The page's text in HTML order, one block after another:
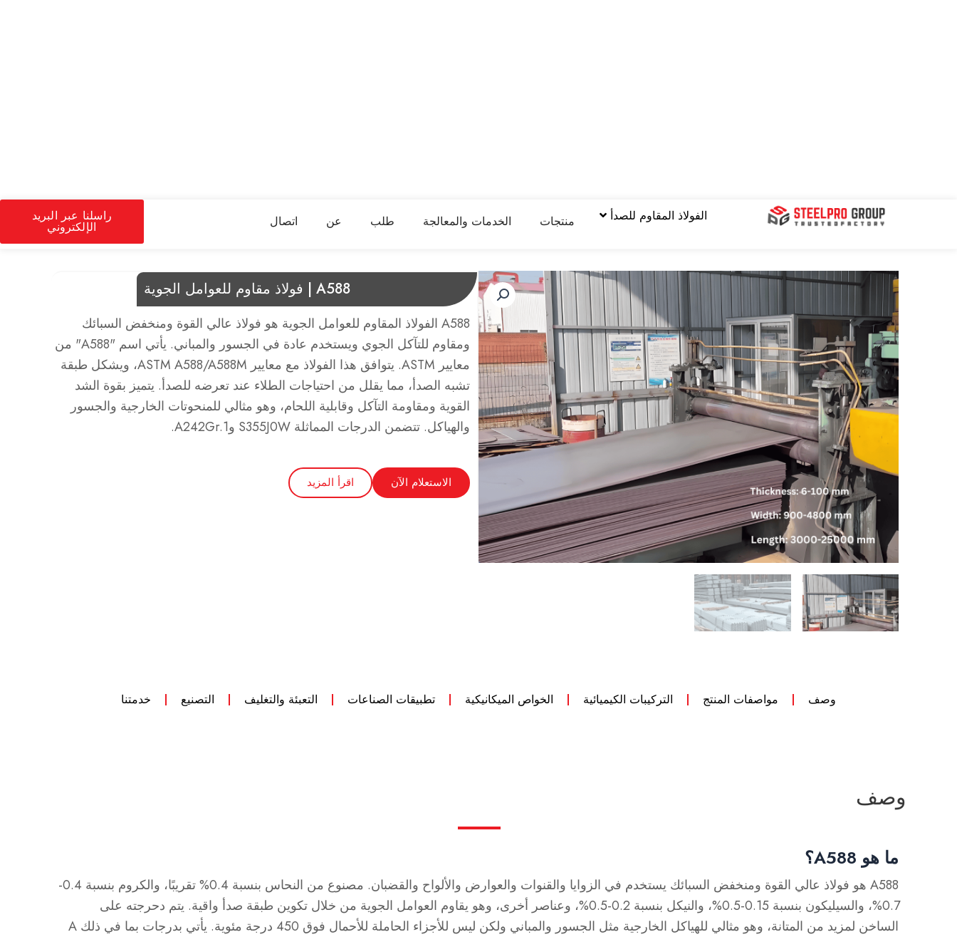
الفولاذ المقاوم للصدأ منتجات الخدمات والمعالجة طلب عن اتصال راسلنا عبر البريد
الإلكتروني
A588 | فولاذ مقاوم للعوامل الجوية
A588 الفولاذ المقاوم للعوامل الجوية هو فولاذ عالي القوة ومنخفض السبائك
ومقاوم للتآكل الجوي ويستخدم عادة في الجسور والمباني.
يأتي اسم "A588" من
معايير ASTM.
يتوافق هذا الفولاذ مع معايير ASTM A588/A588M، ويشكل طبقة
تشبه الصدأ، مما يقلل من احتياجات الطلاء عند تعرضه للصدأ. يتميز بقوة الشد
القوية ومقاومة التآكل وقابلية اللحام، وهو مثالي للمنحوتات الخارجية والجسور
والهياكل. تتضمن الدرجات المماثلة S355J0W وA242Gr.1.
الاستعلام الآن اقرأ المزيد
وصف مواصفات المنتج التركيبات الكيميائية الخواص الميكانيكية تطبيقات الصناعات التعبئة والتغليف التصنيع خدمتنا
وصف
ما هو A588؟
A588 هو فولاذ عالي القوة ومنخفض السبائك يستخدم في الزوايا والقنوات والعوارض والألواح والقضبان. مصنوع من النحاس بنسبة 0.4% تقريبًا، والكروم بنسبة 0.4-
0.7%، والسيليكون بنسبة 0.15-0.5%، والنيكل بنسبة 0.2-0.5%، وعناصر أخرى، وهو يقاوم العوامل الجوية من خلال تكوين طبقة صدأ واقية. يتم دحرجته على
الساخن لمزيد من المتانة، وهو مثالي للهياكل الخارجية مثل الجسور والمباني ولكن ليس للأجزاء الحاملة للأحمال فوق 450 درجة مئوية. يأتي بدرجات بما في ذلك A